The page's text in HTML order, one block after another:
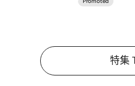
特集